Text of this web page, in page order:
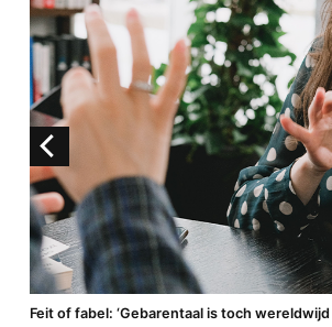
Feit of fabel: ‘Gebarentaal is toch